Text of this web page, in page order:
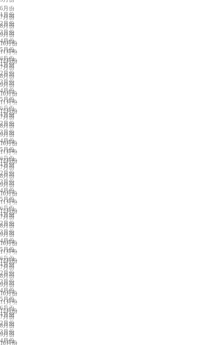
6月份
7月份
8月份
9月份
10月份
11月份
12月份
上海展会排期
1月份
2月份
3月份
4月份
5月份
6月份
7月份
8月份
9月份
10月份
11月份
12月份
广州展会排期
1月份
2月份
3月份
4月份
5月份
6月份
7月份
8月份
9月份
10月份
11月份
12月份
深圳展会排期
1月份
2月份
3月份
4月份
5月份
6月份
7月份
8月份
9月份
10月份
11月份
12月份
武汉展会排期
1月份
2月份
3月份
4月份
5月份
6月份
7月份
8月份
9月份
10月份
11月份
12月份
杭州展会排期
1月份
2月份
3月份
4月份
5月份
6月份
7月份
8月份
9月份
10月份
11月份
12月份
成都展会排期
1月份
2月份
3月份
4月份
5月份
6月份
7月份
8月份
9月份
10月份
长沙展会排期
1月份
2月份
3月份
4月份